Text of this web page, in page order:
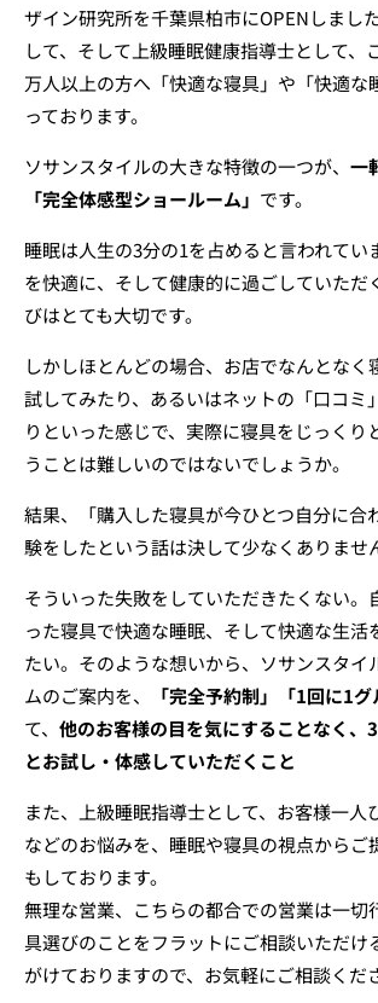
ザイン研究所を千葉県柏市にOPENしまし
して、そして上級睡眠健康指導士として、
万人以上の方へ「快適な寝具」や「快適な
っております。
ソサンスタイルの大きな特徴の一つが、 一
「完全体感型ショールーム」 です。
睡眠は人生の3分の1を占めると言われてい
を快適に、そして健康的に過ごしていただ
びはとても大切です。
しかしほとんどの場合、お店でなんとなく
試してみたり、あるいはネットの「口コミ
りといった感じで、実際に寝具をじっくり
うことは難しいのではないでしょうか。
結果、「購入した寝具が今ひとつ自分に合
験をしたという話は決して少なくありませ
そういった失敗をしていただきたくない。
った寝具で快適な睡眠、そして快適な生活
たい。そのような想いから、ソサンスタイ
ムのご案内を、
「完全予約制」「1回に1グ
て、 他のお客様の目を気にすることなく、
とお試し・体感していただくこと
また、上級睡眠指導士として、お客様一人
などのお悩みを、睡眠や寝具の視点からご
もしております。
無理な営業、こちらの都合での営業は一切
具選びのことをフラットにご相談いただけ
がけておりますので、お気軽にご相談くだ